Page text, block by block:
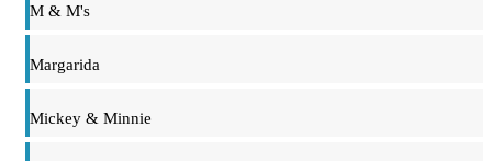
M & M's
Margarida
Mickey & Minnie